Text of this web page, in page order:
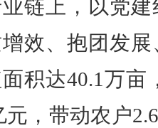
链上，以党
效、抱团发
积达40.1 万亩
元，带动农户2.6